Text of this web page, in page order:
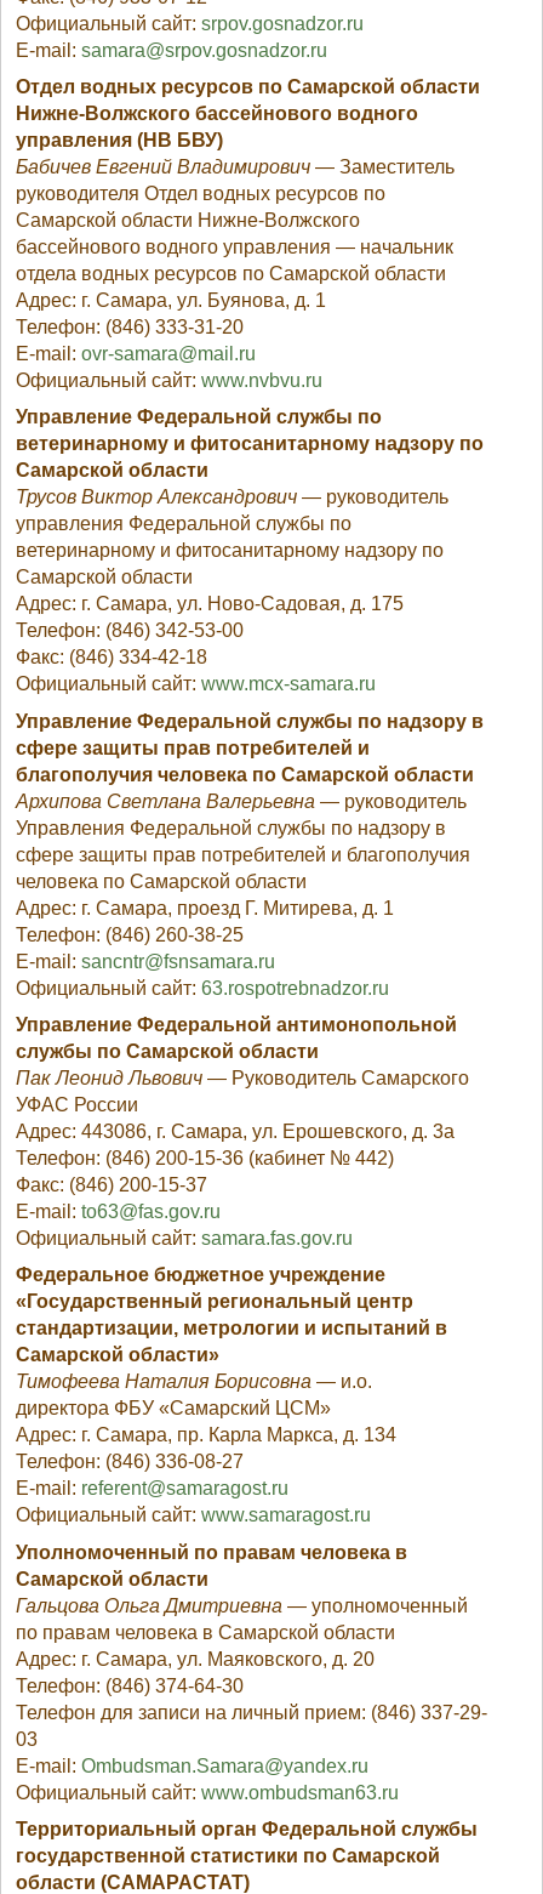
Официальный сайт:srpov.gosnadzor.ru
E-mail:samara@srpov.gosnadzor.ru
Отдел водных ресурсов по Самарской области
Нижне-Волжского бассейнового водного
управления (НВ БВУ)
Бабичев Евгений Владимирович — Заместитель
руководителя Отдел водных ресурсов по
Самарской области Нижне-Волжского
бассейнового водного управления — начальник
отдела водных ресурсов по Самарской области
Адрес: г. Самара, ул. Буянова, д. 1
Телефон: (846) 333-31-20
E-mail:ovr-samara@mail.ru
Официальный сайт:www.nvbvu.ru
Управление Федеральной службы по
ветеринарному и фитосанитарному надзору по
Самарской области
Трусов Виктор Александрович — руководитель
управления Федеральной службы по
ветеринарному и фитосанитарному надзору по
Самарской области
Адрес: г. Самара, ул. Ново-Садовая, д. 175
Телефон: (846) 342-53-00
Факс: (846) 334-42-18
Официальный сайт:www.mcx-samara.ru
Управление Федеральной службы по надзору в
сфере защиты прав потребителей и
благополучия человека по Самарской области
Архипова Светлана Валерьевна — руководитель
Управления Федеральной службы по надзору в
сфере защиты прав потребителей и благополучия
человека по Самарской области
Адрес: г. Самара, проезд Г. Митирева, д. 1
Телефон: (846) 260-38-25
E-mail:sancntr@fsnsamara.ru
Официальный сайт:63.rospotrebnadzor.ru
Управление Федеральной антимонопольной
службы по Самарской области
Пак Леонид Львович — Руководитель Самарского
УФАС России
Адрес: 443086, г. Самара, ул. Ерошевского, д. 3а
Телефон: (846) 200-15-36 (кабинет № 442)
Факс: (846) 200-15-37
E-mail:to63@fas.gov.ru
Официальный сайт:samara.fas.gov.ru
Федеральное бюджетное учреждение
«Государственный региональный центр
стандартизации, метрологии и испытаний в
Самарской области»
Тимофеева Наталия Борисовна — и.о.
директора ФБУ «Самарский ЦСМ»
Адрес: г. Самара, пр. Карла Маркса, д. 134
Телефон: (846) 336-08-27
E-mail: referent@samaragost.ru
Официальный сайт:www.samaragost.ru
Уполномоченный по правам человека в
Самарской области
Гальцова Ольга Дмитриевна — уполномоченный
по правам человека в Самарской области
Адрес: г. Самара, ул. Маяковского, д. 20
Телефон: (846) 374-64-30
Телефон для записи на личный прием: (846) 337-29-
03
E-mail:Ombudsman.Samara@yandex.ru
Официальный сайт:www.ombudsman63.ru
Территориальный орган Федеральной службы
государственной статистики по Самарской
области (САМАРАСТАТ)